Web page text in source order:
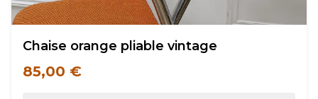
Chaise orange pliable vintage
85,00 €